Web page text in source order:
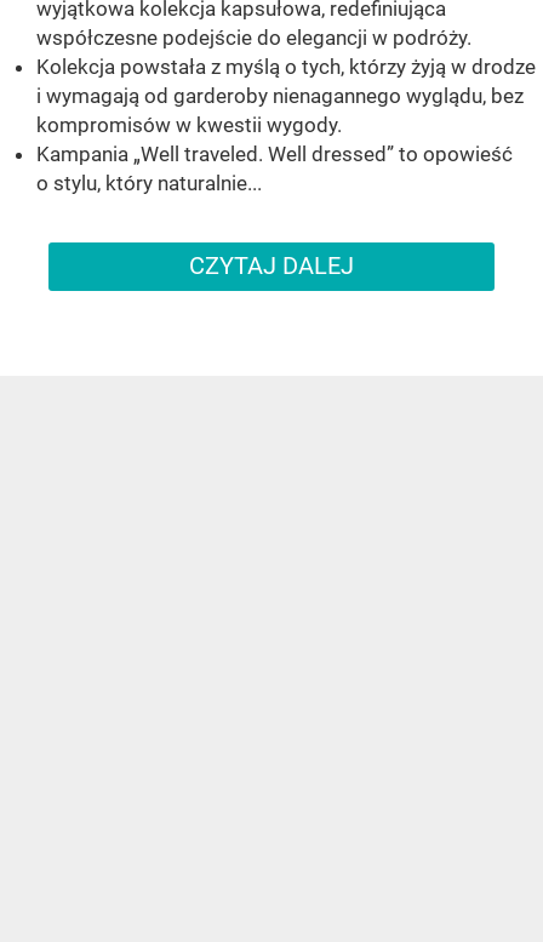
wyjątkowa kolekcja kapsułowa, redefiniująca
współczesne podejście do elegancji w podróży.
Kolekcja powstała z myślą o tych, którzy żyją w drodze
i wymagają od garderoby nienagannego wyglądu, bez
kompromisów w kwestii wygody.
Kampania „Well traveled. Well dressed” to opowieść
o stylu, który naturalnie...
CZYTAJ DALEJ